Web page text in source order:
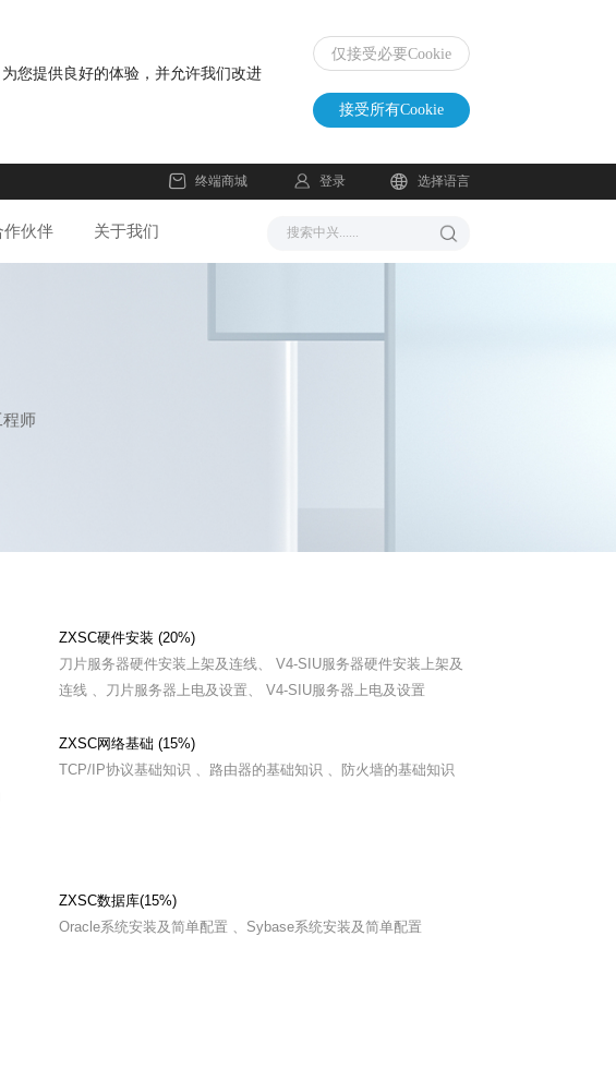
您提供良好的体验，并允许我们改进
仅接受必要Cookie
接受所有Cookie
终端商城 登录 选择语言
作伙伴 关于我们
师
ZXSC硬件安装 (20%)
刀片服务器硬件安装上架及连线、 V4-SIU服务器硬件安装上架及
连线 、刀片服务器上电及设置、 V4-SIU服务器上电及设置
ZXSC网络基础 (15%)
TCP/IP协议基础知识 、路由器的基础知识 、防火墙的基础知识
ZXSC数据库(15%)
Oracle系统安装及简单配置 、Sybase系统安装及简单配置